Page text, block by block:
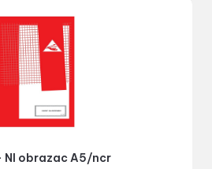
NI obrazac A5/ncr